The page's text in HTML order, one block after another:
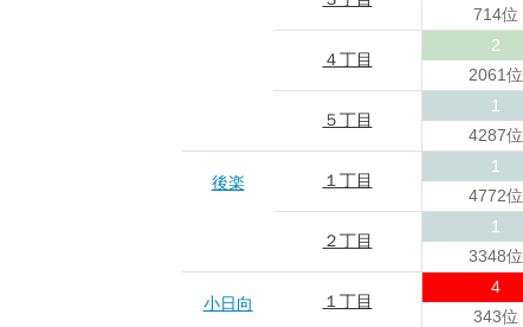
714位
４丁目
2
2061位
５丁目
1
4287位
後楽 １丁目
1
4772位
２丁目
1
3348位
小日向 １丁目
4
343位